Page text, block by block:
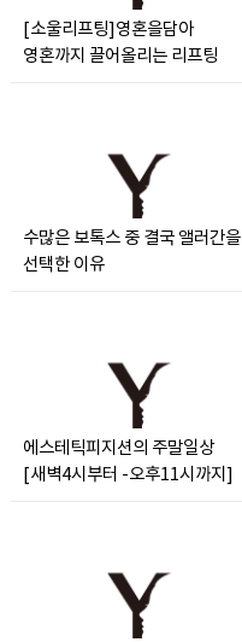
[소울리프팅]영혼을담아
영혼까지 끌어올리는 리프팅
수많은 보톡스 중 결국 앨러간을
선택한 이유
에스테틱피지션의 주말일상
[새벽4시부터 -오후11시까지]